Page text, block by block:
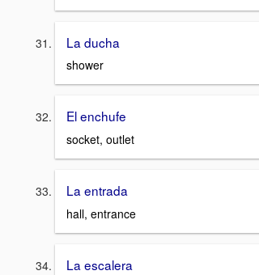
La ducha
shower
El enchufe
socket, outlet
La entrada
hall, entrance
La escalera